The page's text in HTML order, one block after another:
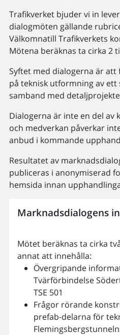
Trafikverket bjuder vi in
dialogmöten gällande
Välkomnatill Trafikverkets
Mötena beräknas ta cirka 2
Syftet med dialogerna är
på teknisk utformning av
samband med
Dialogerna är inte en del av
och medverkan påverkar
anbud i kommande
Resultatet av
publiceras i anonymiserad
hemsida innan
Marknadsdialogens
Mötet beräknas ta cirka
annat att innehålla:
Övergripande
Tvärförbindelse
TSE 501
Frågor rörande
prefab-delarna för